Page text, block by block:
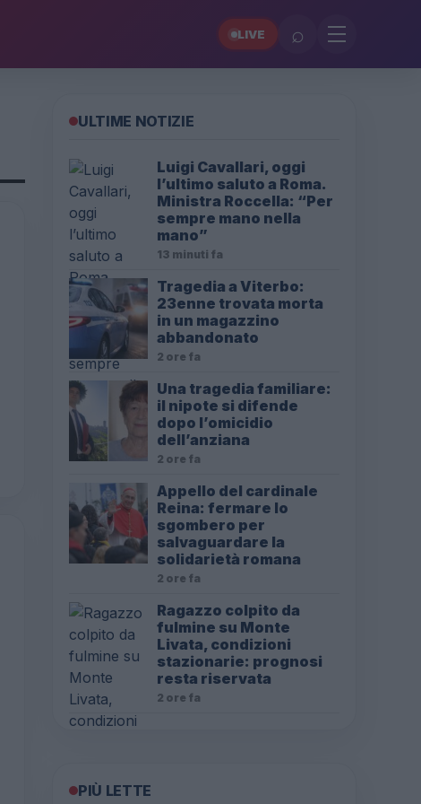
LIVE ⌕
ULTIME NOTIZIE
Luigi Cavallari, oggi
l’ultimo saluto a Roma.
Ministra Roccella: “Per
sempre mano nella
mano”
13 minuti fa
Tragedia a Viterbo:
23enne trovata morta
in un magazzino
abbandonato
2 ore fa
Una tragedia familiare:
il nipote si difende
dopo l’omicidio
dell’anziana
2 ore fa
Appello del cardinale
Reina: fermare lo
sgombero per
salvaguardare la
solidarietà romana
2 ore fa
Ragazzo colpito da
fulmine su Monte
Livata, condizioni
stazionarie: prognosi
resta riservata
2 ore fa
PIÙ LETTE